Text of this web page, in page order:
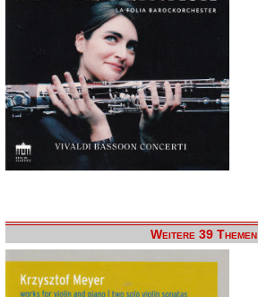
Weitere 39 Themen